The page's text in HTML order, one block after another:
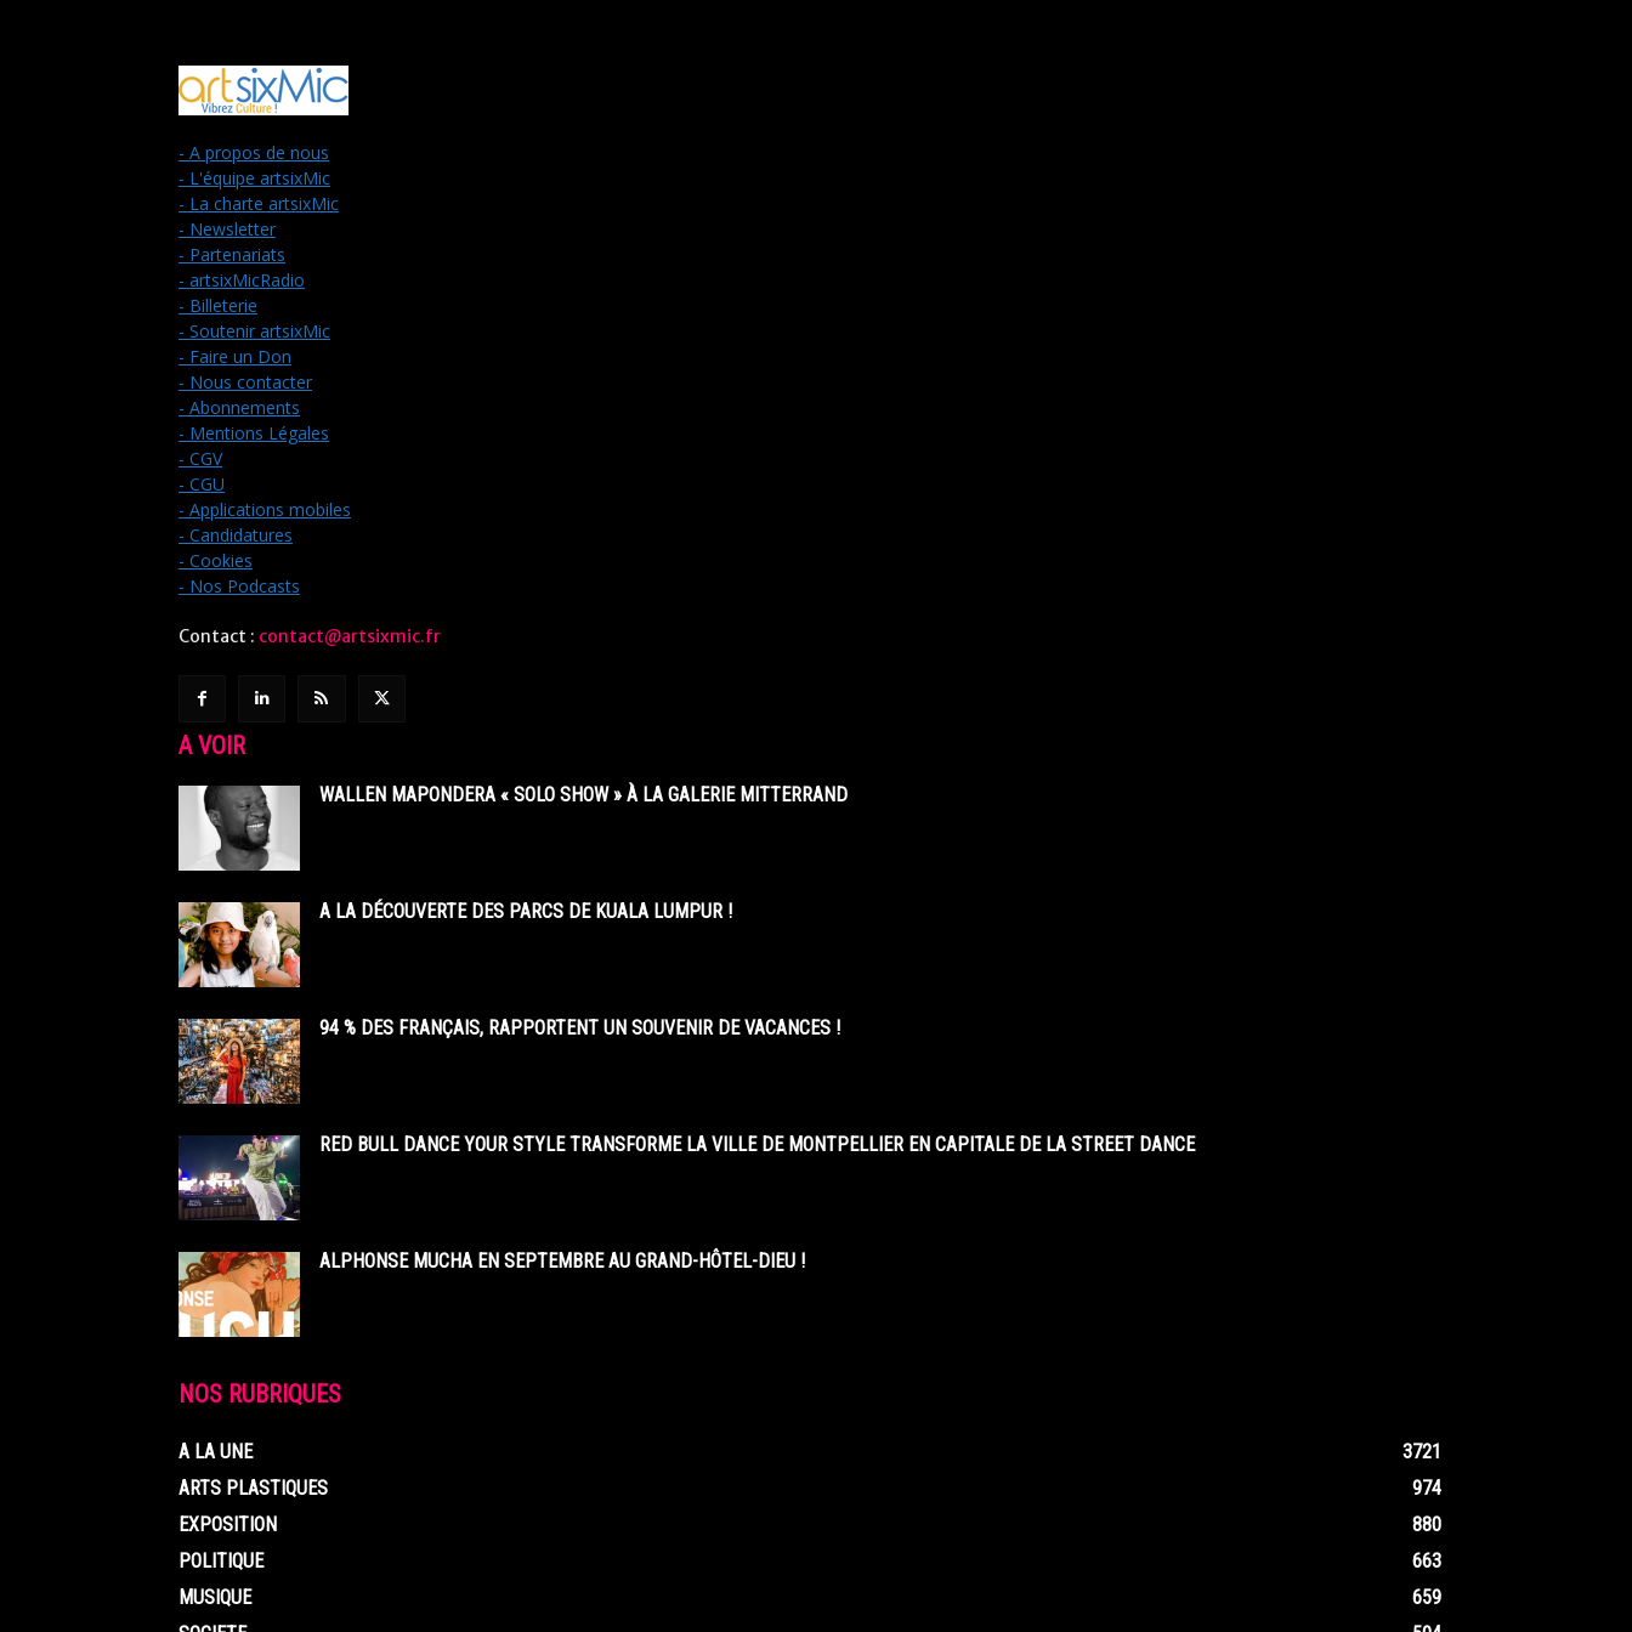
- A propos de nous
- L'équipe artsixMic
- La charte artsixMic
- Newsletter
- Partenariats
- artsixMicRadio
- Billeterie
- Soutenir artsixMic
- Faire un Don
- Nous contacter
- Abonnements
- Mentions Légales
- CGV
- CGU
- Applications mobiles
- Candidatures
- Cookies
- Nos Podcasts
Contact : contact@artsixmic.fr
A VOIR
WALLEN MAPONDERA « SOLO SHOW » À LA GALERIE MITTERRAND
A LA DÉCOUVERTE DES PARCS DE KUALA LUMPUR !
94 % DES FRANÇAIS, RAPPORTENT UN SOUVENIR DE VACANCES !
RED BULL DANCE YOUR STYLE TRANSFORME LA VILLE DE MONTPELLIER EN CAPITALE DE LA STREET DANCE
ALPHONSE MUCHA EN SEPTEMBRE AU GRAND-HÔTEL-DIEU !
NOS RUBRIQUES
A LA UNE
3721
ARTS PLASTIQUES
974
EXPOSITION
880
POLITIQUE
663
MUSIQUE
659